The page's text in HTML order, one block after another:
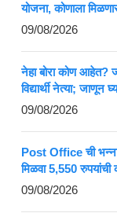
योजना, कोणाला
09/08/2026
नेहा बोरा कोण आहेत?
विद्यार्थी नेत्या; जाणून
09/08/2026
Post Office ची
मिळवा 5,550 रुपयांची
09/08/2026